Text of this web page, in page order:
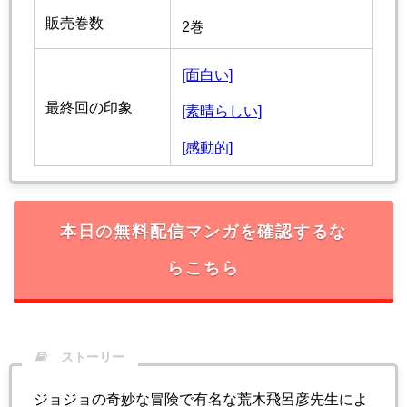
販売巻数 2巻
最終回の印象
[面白い]
[素晴らしい]
[感動的]
本日の無料配信マンガを確認するな
らこちら
ストーリー
ジョジョの奇妙な冒険で有名な荒木飛呂彦先生によ